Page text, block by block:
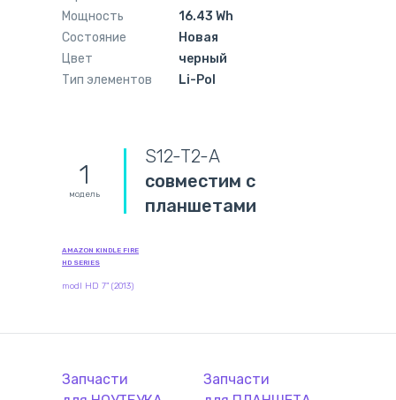
Мощность
16.43 Wh
Состояние
Новая
Цвет
черный
Тип элементов
Li-Pol
1
модель
S12-T2-A
совместим с
планшетами
AMAZON KINDLE FIRE
HD SERIES
modl HD 7" (2013)
Запчасти
Запчасти